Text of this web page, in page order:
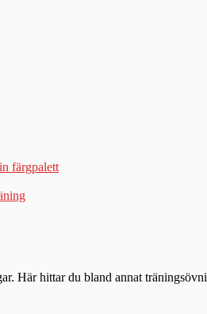
färgpalett
Här hittar du bland annat